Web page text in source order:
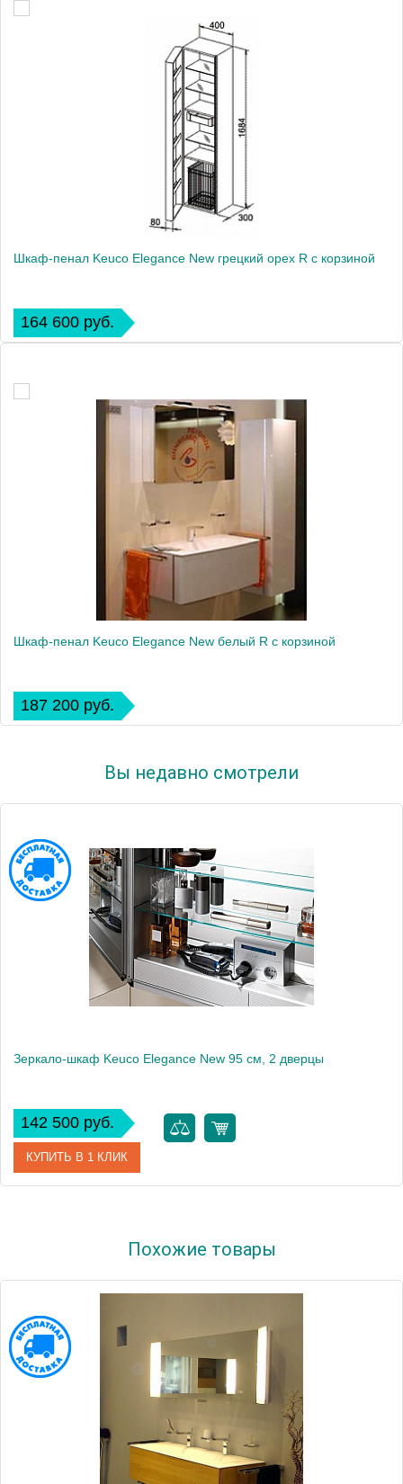
Шкаф-пенал Keuco Elegance New грецкий орех R с корзиной
164 600 руб.
Шкаф-пенал Keuco Elegance New белый R с корзиной
187 200 руб.
Вы недавно смотрели
Зеркало-шкаф Keuco Elegance New 95 см, 2 дверцы
142 500 руб.
КУПИТЬ В 1 КЛИК
Производитель Keuco
Высота, см
Монтаж
Похожие товары